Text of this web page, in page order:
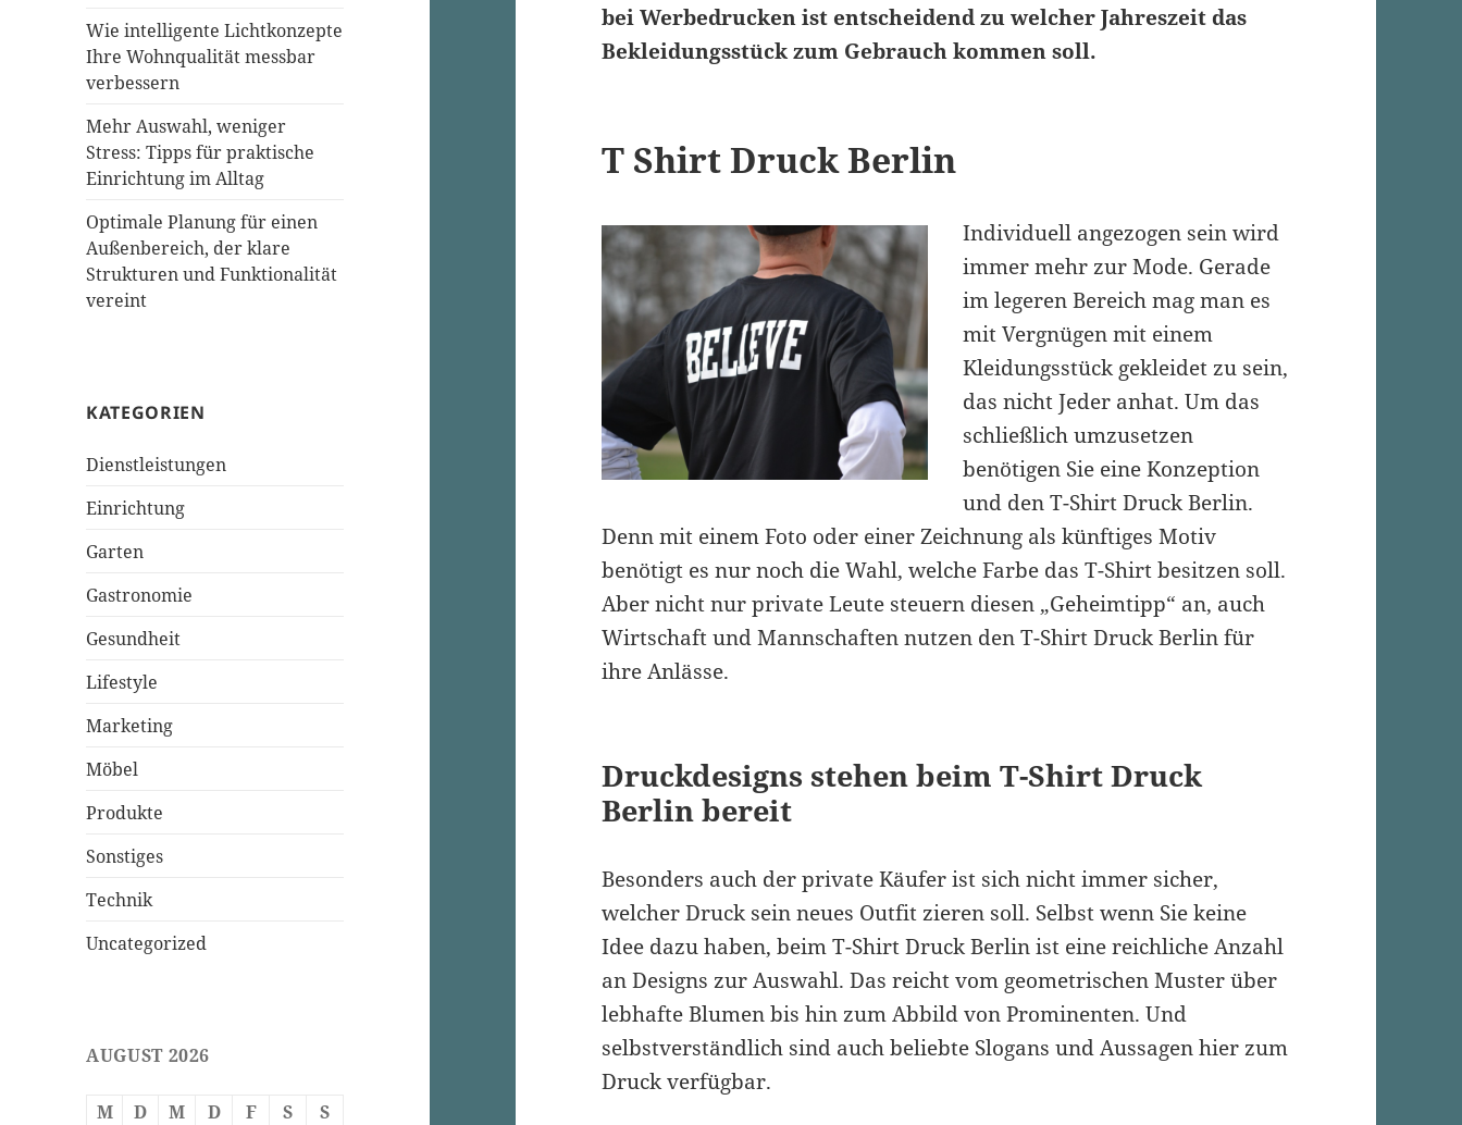
Wie intelligente Lichtkonzepte
Ihre Wohnqualität messbar
verbessern
Mehr Auswahl, weniger
Stress: Tipps für praktische
Einrichtung im Alltag
Optimale Planung für einen
Außenbereich, der klare
Strukturen und Funktionalität
vereint
KATEGORIEN
Dienstleistungen
Einrichtung
Garten
Gastronomie
Gesundheit
Lifestyle
Marketing
Möbel
Produkte
Sonstiges
Technik
Uncategorized
AUGUST 2026
M D M D F S
S
bei Werbedrucken ist entscheidend zu welcher Jahreszeit das
Bekleidungsstück zum Gebrauch kommen soll.
T Shirt Druck Berlin
Individuell angezogen sein wird
immer mehr zur Mode. Gerade
im legeren Bereich mag man es
mit Vergnügen mit einem
Kleidungsstück gekleidet zu sein,
das nicht Jeder anhat. Um das
schließlich umzusetzen
benötigen Sie eine Konzeption
und den T-Shirt Druck Berlin.
Denn mit einem Foto oder einer Zeichnung als künftiges Motiv
benötigt es nur noch die Wahl, welche Farbe das T-Shirt besitzen soll.
Aber nicht nur private Leute steuern diesen „Geheimtipp“ an, auch
Wirtschaft und Mannschaften nutzen den T-Shirt Druck Berlin für
ihre Anlässe.
Druckdesigns stehen beim T-Shirt Druck
Berlin bereit
Besonders auch der private Käufer ist sich nicht immer sicher,
welcher Druck sein neues Outfit zieren soll. Selbst wenn Sie keine
Idee dazu haben, beim T-Shirt Druck Berlin ist eine reichliche Anzahl
an Designs zur Auswahl. Das reicht vom geometrischen Muster über
lebhafte Blumen bis hin zum Abbild von Prominenten. Und
selbstverständlich sind auch beliebte Slogans und Aussagen hier zum
Druck verfügbar.